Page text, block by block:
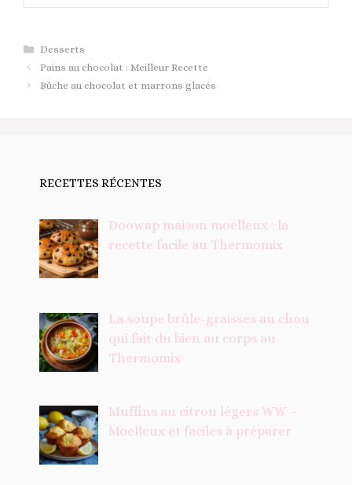
Catégories
Desserts
Pains au chocolat : Meilleur Recette
Bûche au chocolat et marrons glacés
RECETTES RÉCENTES
Doowap maison moelleux : la
recette facile au Thermomix
La soupe brûle-graisses au chou
qui fait du bien au corps au
Thermomix
Muffins au citron légers WW –
Moelleux et faciles à préparer